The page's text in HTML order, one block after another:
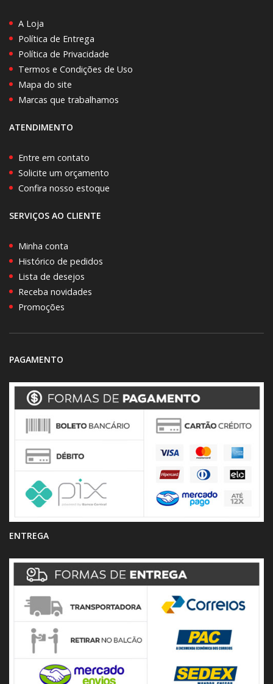
A Loja
Política de Entrega
Política de Privacidade
Termos e Condições de Uso
Mapa do site
Marcas que trabalhamos
ATENDIMENTO
Entre em contato
Solicite um orçamento
Confira nosso estoque
SERVIÇOS AO CLIENTE
Minha conta
Histórico de pedidos
Lista de desejos
Receba novidades
Promoções
PAGAMENTO
ENTREGA